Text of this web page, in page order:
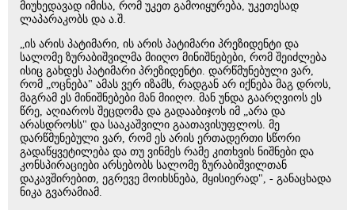
მიუხედავად იმისა, რომ უკეთ გამოიყურება, უკეთესად
ლაპარაკობს და ა.შ.
„ის არის პატიმარი, ის არის პატიმარი პრეზიდენტი და
სალომე ზურაბიშვილმა მიიღო მინიშნებები, რომ შეიძლება
ისიც გახდეს პატიმარი პრეზიდენტი. დარწმუნებული ვარ,
რომ „ოცნება" ამას ვერ იზამს, რადგან არ იქნება მაგ დროს,
მაგრამ ეს მინიშნებები მან მიიღო. მან უნდა გაარღვიოს ეს
წრე, აღიაროს შეცდომა და გადააბიჯოს იმ „არა და
არასდროსს" და სააკაშვილი გაათავისუფლოს. მე
დარწმუნებული ვარ, რომ ეს არის ერთადერთი სწორი
გადაწყვეტილება და თუ ვინმეს რამე კითხვის ნიშნები და
კონსპირაციები არსებობს სალომე ზურაბიშვილთან
დაკავშირებით, ეგრევე მოიხსნება, მყისიერად", - განაცხადა
ნიკა გვარამიამ.